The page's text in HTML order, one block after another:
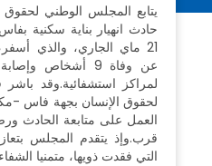
يتابع المجلس الوطني لحقوق
حادث انهيار بناية سكنية
21 ماي الجاري، والذي
عن وفاة 9 أشخاص
لمراكز استشفائية.وقد باشر
لحقوق الإنسان بجهة فاس -
العمل على متابعة الحادث
قرب.وإذ يتقدم المجلس
التي فقدت ذويها، متمنيا